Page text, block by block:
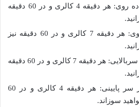
سرعت متوسط پیاده روی: هر دقیقه 4 کالری و در 60 دقیقه
سرعت تند پیاده روی: هر دقیقه 7 کالری و در 60 دقیقه نیز
سرعت متوسط در سربالایی: هر دقیقه 7 کالری و در 60 دقیقه
سرعت متوسط در سر پایینی: هر دقیقه 4 کالری و در 60